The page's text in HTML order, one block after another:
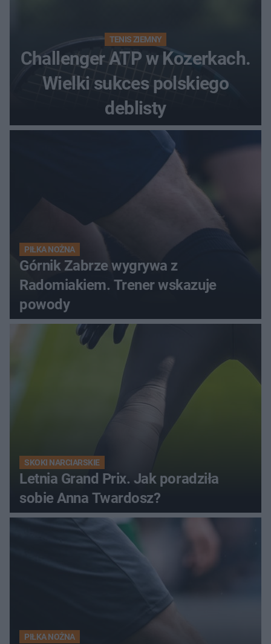
TENIS ZIEMNY
Challenger ATP w Kozerkach.
Wielki sukces polskiego
deblisty
PIŁKA NOŻNA
Górnik Zabrze wygrywa z
Radomiakiem. Trener wskazuje
powody
SKOKI NARCIARSKIE
Letnia Grand Prix. Jak poradziła
sobie Anna Twardosz?
PIŁKA NOŻNA